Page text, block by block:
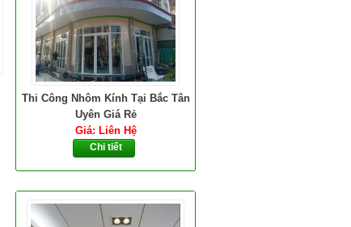
Thi Công Nhôm Kính Tại Bắc Tân
Uyên Giá Rẻ
Giá: Liên Hệ
Chi tiết